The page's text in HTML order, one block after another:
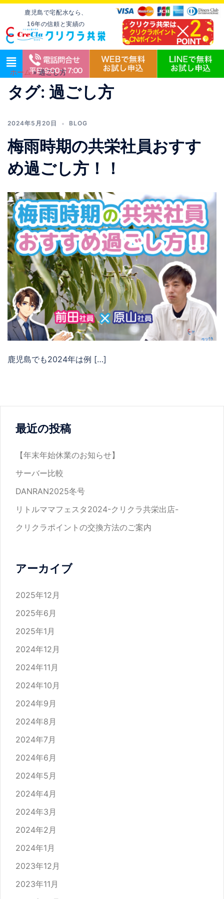
鹿児島で宅配水なら、
16年の信頼と実績の
ホーム»過ごし方
タグ: 過ごし方
2024年5月20日 BLOG
梅雨時期の共栄社員おすす
め過ごし方！！
鹿児島でも2024年は例 […]
最近の投稿
【年末年始休業のお知らせ】
サーバー比較
DANRAN2025冬号
リトルママフェスタ2024-クリクラ共栄出店-
クリクラポイントの交換方法のご案内
アーカイブ
2025年12月
2025年6月
2025年1月
2024年12月
2024年11月
2024年10月
2024年9月
2024年8月
2024年7月
2024年6月
2024年5月
2024年4月
2024年3月
2024年2月
2024年1月
2023年12月
2023年11月